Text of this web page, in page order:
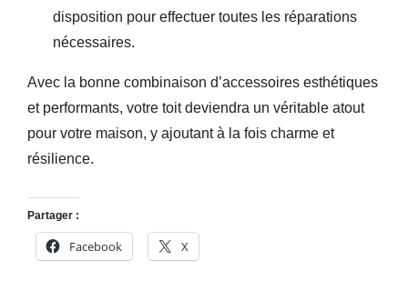
disposition pour effectuer toutes les réparations
nécessaires.
Avec la bonne combinaison d’accessoires esthétiques
et performants, votre toit deviendra un véritable atout
pour votre maison, y ajoutant à la fois charme et
résilience.
Partager :
Facebook X